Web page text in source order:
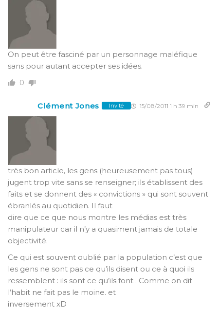
On peut être fasciné par un personnage maléfique
sans pour autant accepter ses idées.
0
Clément Jones Invité 15/08/2011 1 h 39 min
très bon article, les gens (heureusement pas tous)
jugent trop vite sans se renseigner; ils établissent des
faits et se donnent des « convictions » qui sont souvent
ébranlés au quotidien. Il faut
dire que ce que nous montre les médias est très
manipulateur car il n’y a quasiment jamais de totale
objectivité.
Ce qui est souvent oublié par la population c’est que
les gens ne sont pas ce qu’ils disent ou ce à quoi ils
ressemblent : ils sont ce qu’ils font . Comme on dit
l’habit ne fait pas le moine. et
inversement xD